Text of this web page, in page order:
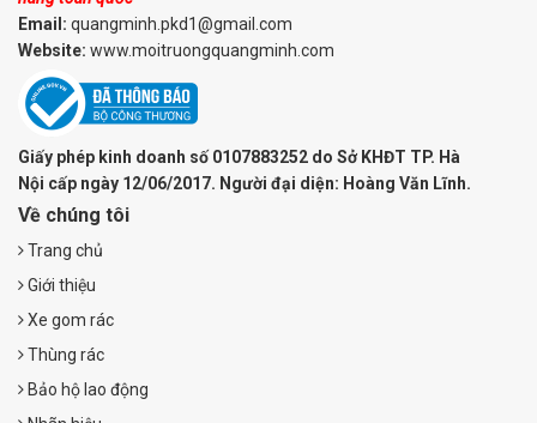
Email: quangminh.pkd1@gmail.com
Website: www.moitruongquangminh.com
Giấy phép kinh doanh số 0107883252 do Sở KHĐT TP. Hà
Nội cấp ngày 12/06/2017. Người đại diện: Hoàng Văn Lĩnh.
Về chúng tôi
Trang chủ
Giới thiệu
Xe gom rác
Thùng rác
Bảo hộ lao động